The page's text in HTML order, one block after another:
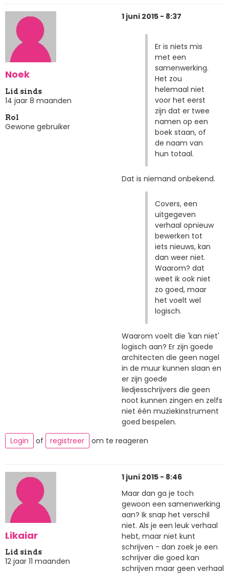
Noek
Lid sinds
14 jaar 8 maanden
Rol
Gewone gebruiker
1 juni 2015 - 8:37
Er is niets mis
met een
samenwerking.
Het zou
helemaal niet
voor het eerst
zijn dat er twee
namen op een
boek staan, of
de naam van
hun totaal.
Dat is niemand onbekend.
Covers, een
uitgegeven
verhaal opnieuw
bewerken tot
iets nieuws, kan
dan weer niet.
Waarom? dat
weet ik ook niet
zo goed, maar
het voelt wel
logisch.
Waarom voelt die 'kan niet'
logisch aan? Er zijn goede
architecten die geen nagel
in de muur kunnen slaan en
er zijn goede
liedjesschrijvers die geen
noot kunnen zingen en zelfs
niet één muziekinstrument
goed bespelen.
Login
of registreer om te reageren
Likaiar
Lid sinds
12 jaar 11 maanden
1 juni 2015 - 8:46
Maar dan ga je toch
gewoon een samenwerking
aan? Ik snap het verschil
niet. Als je een leuk verhaal
hebt, maar niet kunt
schrijven - dan zoek je een
schrijver die goed kan
schrijven maar geen verhaal